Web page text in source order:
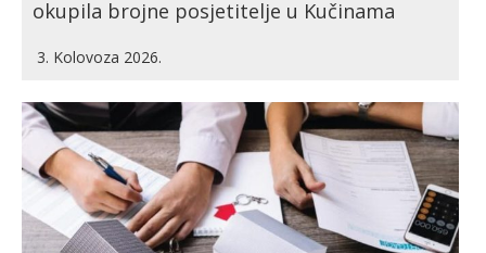
okupila brojne posjetitelje u Kučinama
3. Kolovoza 2026.